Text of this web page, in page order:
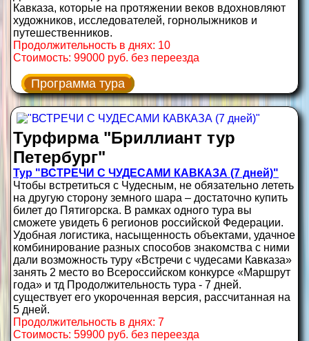
Кавказа, которые на протяжении веков вдохновляют
художников, исследователей, горнолыжников и
путешественников.
Продолжительность в днях: 10
Стоимость: 99000 руб. без переезда
Программа тура
Турфирма "Бриллиант тур
Петербург"
Тур "ВСТРЕЧИ С ЧУДЕСАМИ КАВКАЗА (7 дней)"
Чтобы встретиться с Чудесным, не обязательно лететь
на другую сторону земного шара – достаточно купить
билет до Пятигорска. В рамках одного тура вы
сможете увидеть 6 регионов российской Федерации.
Удобная логистика, насыщенность объектами, удачное
комбинирование разных способов знакомства с ними
дали возможность туру «Встречи с чудесами Кавказа»
занять 2 место во Всероссийском конкурсе «Маршрут
года» и тд Продолжительность тура - 7 дней.
существует его укороченная версия, рассчитанная на
5 дней.
Продолжительность в днях: 7
Стоимость: 59900 руб. без переезда